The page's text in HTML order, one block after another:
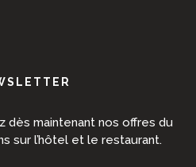
dès maintenant nos offres du
sur l’hôtel et le restaurant.